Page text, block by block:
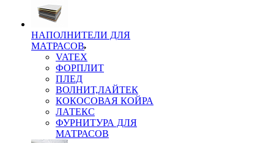
НАПОЛНИТЕЛИ ДЛЯ
МАТРАСОВ
VATEX
ФОРПЛИТ
ПЛЕД
ВОЛНИТ,ЛАЙТЕК
КОКОСОВАЯ КОЙРА
ЛАТЕКС
ФУРНИТУРА ДЛЯ
МАТРАСОВ